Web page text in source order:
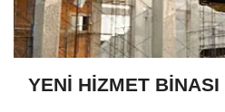
YENİ HİZMET